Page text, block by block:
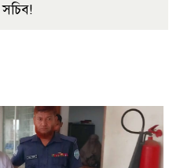
সচিব!